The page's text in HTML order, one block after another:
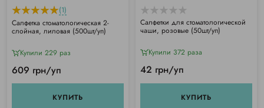
(1)
Салфетка стоматологическая 2-
слойная, лиловая (500шт/уп)
Купили 229 раз
609 грн/уп
КУПИТЬ
Салфетки для стоматологической
чаши, розовые (50шт/уп)
Купили 372 раза
42 грн/уп
КУПИТЬ